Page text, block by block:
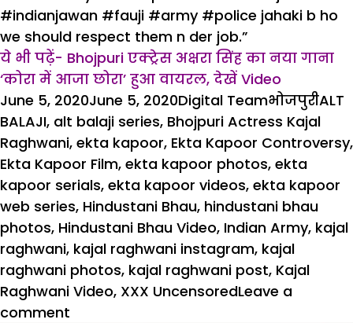
#indianjawan #fauji #army #police jahaki b ho
we should respect them n der job.”
ये भी पढ़ें- Bhojpuri एक्ट्रेस अक्षरा सिंह का नया गाना
‘कोरा में आजा छोरा’ हुआ वायरल, देखें Video
Posted
on
June 5, 2020June 5, 2020Author
Digital TeamCategories
भोजपुरीTags
ALT
BALAJI, alt balaji series, Bhojpuri Actress Kajal
Raghwani, ekta kapoor, Ekta Kapoor Controversy,
Ekta Kapoor Film, ekta kapoor photos, ekta
kapoor serials, ekta kapoor videos, ekta kapoor
web series, Hindustani Bhau, hindustani bhau
photos, Hindustani Bhau Video, Indian Army, kajal
raghwani, kajal raghwani instagram, kajal
raghwani photos, kajal raghwani post, Kajal
Raghwani Video, XXX UncensoredLeave a
comment